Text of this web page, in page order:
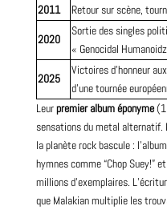
2011 Retour sur scène,
2020
Sortie des singles
« Genocidal
2025
Victoires d’honneur
d’une tournée
Leurpremier album éponyme
sensations du metal alternatif.
la planète rock bascule :
hymnes comme “Chop Suey!”
millions d’exemplaires.
que Malakian multiplie les